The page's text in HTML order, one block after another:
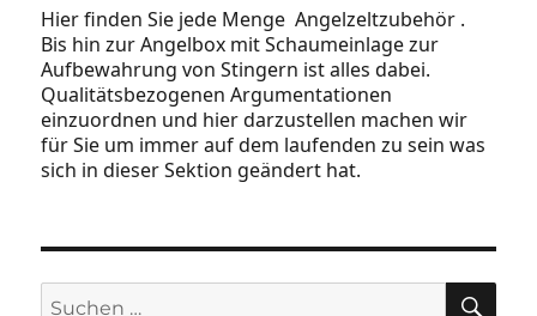
Hier finden Sie jede Menge Angelzeltzubehör .
Bis hin zur Angelbox mit Schaumeinlage zur
Aufbewahrung von Stingern ist alles dabei.
Qualitätsbezogenen Argumentationen
einzuordnen und hier darzustellen machen wir
für Sie um immer auf dem laufenden zu sein was
sich in dieser Sektion geändert hat.
Suchen